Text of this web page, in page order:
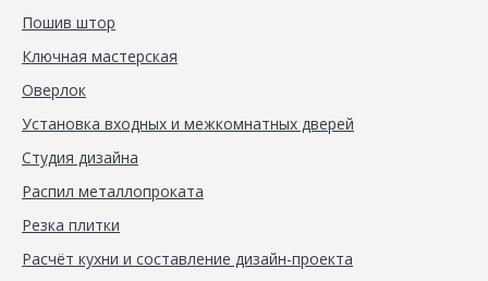
Пошив штор
Ключная мастерская
Оверлок
Установка входных и межкомнатных дверей
Студия дизайна
Распил металлопроката
Резка плитки
Расчёт кухни и составление дизайн-проекта